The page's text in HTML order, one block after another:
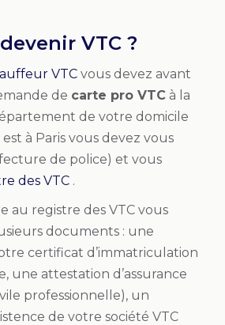
VTC ?
VTC vous devez avant
de carte pro VTC à la
de votre domicile
à Paris vous devez vous
de police) et vous
des VTC .
au registre des VTC vous
documents : une
certificat d’immatriculation
une attestation d’assurance
professionnelle), un
de votre société VTC